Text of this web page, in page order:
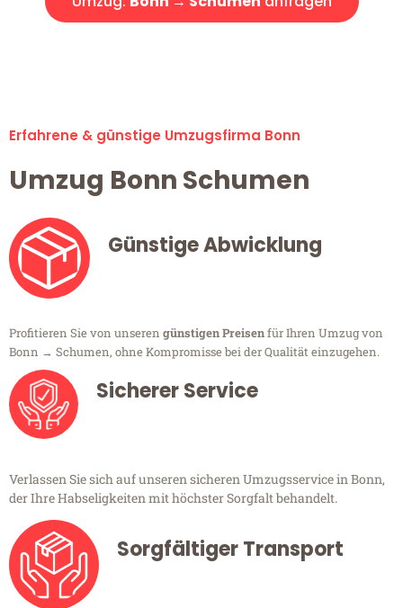
Erfahrene & günstige Umzugsfirma Bonn
Umzug Bonn Schumen
Günstige Abwicklung
Profitieren Sie von unseren günstigen Preisenfür Ihren Umzug von
Bonn → Schumen, ohne Kompromisse bei der Qualität einzugehen.
Sicherer Service
Verlassen Sie sich auf unseren sicheren Umzugsservice in Bonn,
der Ihre Habseligkeiten mit höchster Sorgfalt behandelt.
Sorgfältiger Transport